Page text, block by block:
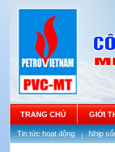
TRANG CHỦ GIỚI
Tin tức hoạt động Nhịp